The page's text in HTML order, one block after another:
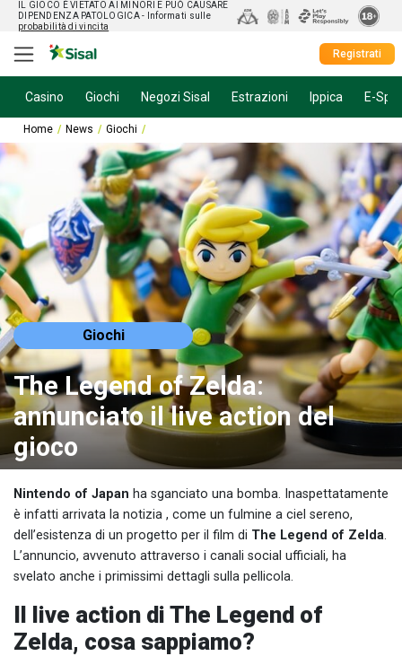
IL GIOCO È VIETATO AI MINORI E PUÒ CAUSARE
DIPENDENZA PATOLOGICA - Informati sulle
probabilità di vincita
Registrati
Casino Giochi Negozi Sisal Estrazioni Ippica E-
Home News Giochi
Giochi
The Legend of Zelda:
annunciato il live action del
gioco
Nintendo of Japan ha sganciato una bomba. Inaspettatamente
è infatti arrivata la notizia , come un fulmine a ciel sereno,
dell’esistenza di un progetto per il film di The Legend of Zelda.
L’annuncio, avvenuto attraverso i canali social ufficiali, ha
svelato anche i primissimi dettagli sulla pellicola.
Il live action di The Legend of
Zelda, cosa sappiamo?